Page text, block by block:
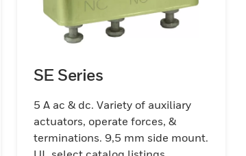
SE Series
5 A ac & dc. Variety of auxiliary
actuators, operate forces, &
terminations. 9,5 mm side mount.